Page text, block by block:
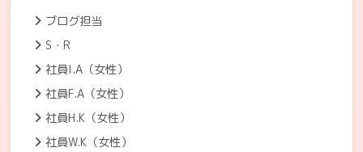
ブログ担当
S・R
社員I.A（女性）
社員F.A（女性）
社員H.K（女性）
社員W.K（女性）